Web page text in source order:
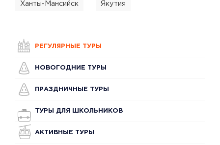
Ханты-Мансийск Якутия
РЕГУЛЯРНЫЕ ТУРЫ
НОВОГОДНИЕ ТУРЫ
ПРАЗДНИЧНЫЕ ТУРЫ
ТУРЫ ДЛЯ ШКОЛЬНИКОВ
АКТИВНЫЕ ТУРЫ